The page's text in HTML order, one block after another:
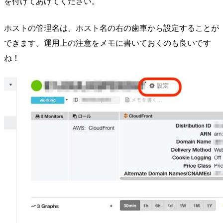
ホストの管理名は、ホスト名の右の歯車から設定することが
できます。運用上の注意をメモに書いておくのも良いです
ね！